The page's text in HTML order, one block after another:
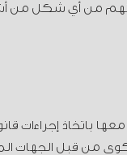
من أي شكل من
باتخاذ إجراءات
من قبل